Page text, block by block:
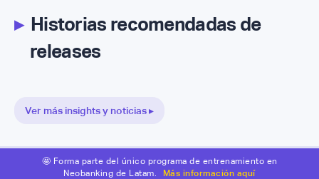
▸Historias recomendadas de
releases
Ver más insights y noticias ▸
🤩 Forma parte del único programa de entrenamiento en
Neobanking de Latam.
Más información aquí